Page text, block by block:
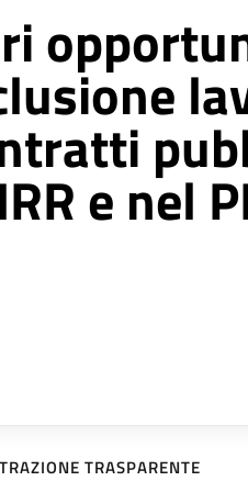
e nel
TRASPARENTE